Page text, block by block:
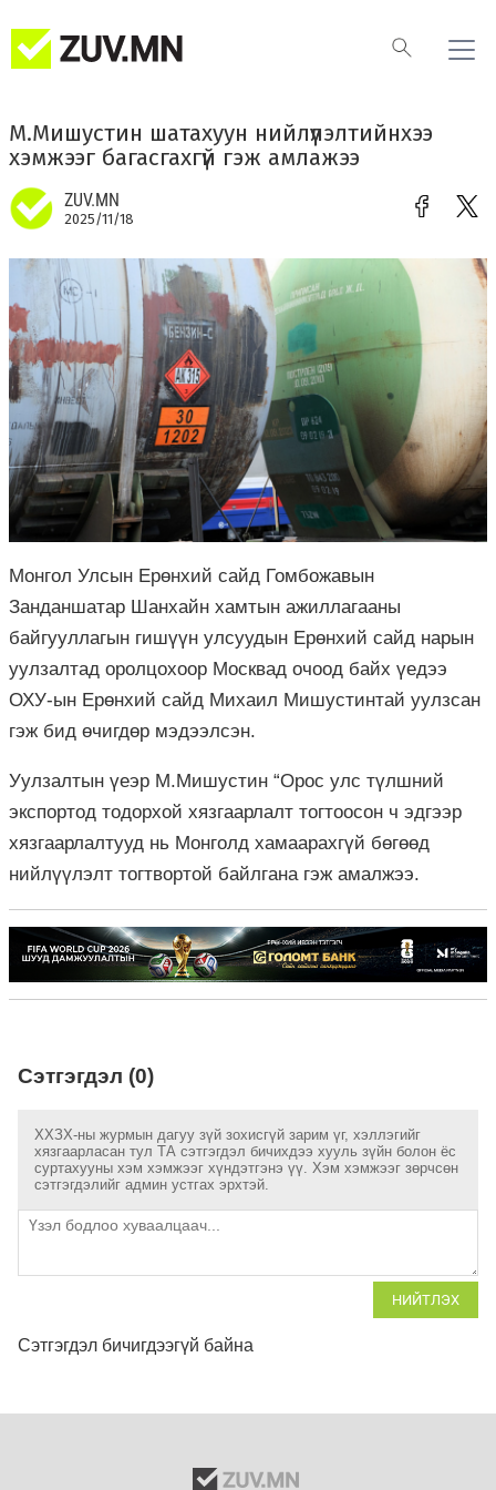
М.Мишустин шатахуун нийлүүлэлтийнхээ
хэмжээг багасгахгүй гэж амлажээ
ZUV.MN
2025/11/18
Монгол Улсын Ерөнхий сайд Гомбожавын
Занданшатар Шанхайн хамтын ажиллагааны
байгууллагын гишүүн улсуудын Ерөнхий сайд нарын
уулзалтад оролцохоор Москвад очоод байх үедээ
ОХУ-ын Ерөнхий сайд Михаил Мишустинтай уулзсан
гэж бид өчигдөр мэдээлсэн.
Уулзалтын үеэр М.Мишустин “Орос улс түлшний
экспортод тодорхой хязгаарлалт тогтоосон ч эдгээр
хязгаарлалтууд нь Монголд хамаарахгүй бөгөөд
нийлүүлэлт тогтвортой байлгана гэж амалжээ.
Сэтгэгдэл (0)
ХХЗХ-ны журмын дагуу зүй зохисгүй зарим үг, хэллэгийг
хязгаарласан тул ТА сэтгэгдэл бичихдээ хууль зүйн болон ёс
суртахууны хэм хэмжээг хүндэтгэнэ үү. Хэм хэмжээг зөрчсөн
сэтгэгдэлийг админ устгах эрхтэй.
НИЙТЛЭХ
Сэтгэгдэл бичигдээгүй байна